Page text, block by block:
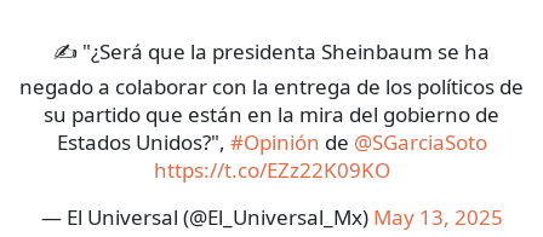
✍️ "¿Será que la presidenta Sheinbaum se ha
negado a colaborar con la entrega de los políticos de
su partido que están en la mira del gobierno de
Estados Unidos?", #Opinión de @SGarciaSoto
https://t.co/EZz22K09KO
— El Universal (@El_Universal_Mx) May 13, 2025